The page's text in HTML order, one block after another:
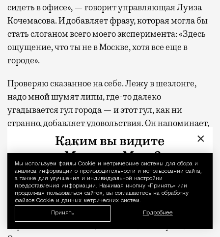
Уведомление
Мы используем файлы Сookie и метрические системы для сбора и
анализа информации о производительности и использовании сайта,
а также для улучшения и индивидуальной настройки
предоставления информации. Нажимая кнопку «Принять» или
продолжая пользоваться сайтом, вы соглашаетесь на обработку
файлов Cookie и данных метрических систем.
Принять Подробнее
сидеть в офисе», — говорит управляющая Луиза
Кочемасова. И добавляет фразу, которая могла бы
стать слоганом всего моего эксперимента: «Здесь
ощущение, что ты не в Москве, хотя все еще в
городе».
Проверяю сказанное на себе. Лежу в шезлонге,
надо мной шумят липы, где-то далеко
угадывается гул города — и этот гул, как ни
странно, добавляет удовольствия. Он напоминает,
что ты никуда не летел, не стоял на паспортном
контроле, не искал переходник для розетки. Ты
просто дошел.
Рядом с бассейном этим летом появился уголок в
русском стиле — зеркало в резной раме,
отсылающей к старинным наличникам,
×